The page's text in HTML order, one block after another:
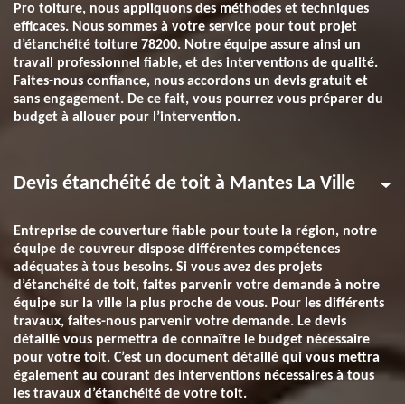
Pro toiture, nous appliquons des méthodes et techniques
efficaces. Nous sommes à votre service pour tout projet
d’étanchéité toiture 78200. Notre équipe assure ainsi un
travail professionnel fiable, et des interventions de qualité.
Faites-nous confiance, nous accordons un devis gratuit et
sans engagement. De ce fait, vous pourrez vous préparer du
budget à allouer pour l’intervention.
Devis étanchéité de toit à Mantes La Ville
Entreprise de couverture fiable pour toute la région, notre
équipe de couvreur dispose différentes compétences
adéquates à tous besoins. Si vous avez des projets
d’étanchéité de toit, faites parvenir votre demande à notre
équipe sur la ville la plus proche de vous. Pour les différents
travaux, faites-nous parvenir votre demande. Le devis
détaillé vous permettra de connaître le budget nécessaire
pour votre toit. C’est un document détaillé qui vous mettra
également au courant des interventions nécessaires à tous
les travaux d’étanchéité de votre toit.